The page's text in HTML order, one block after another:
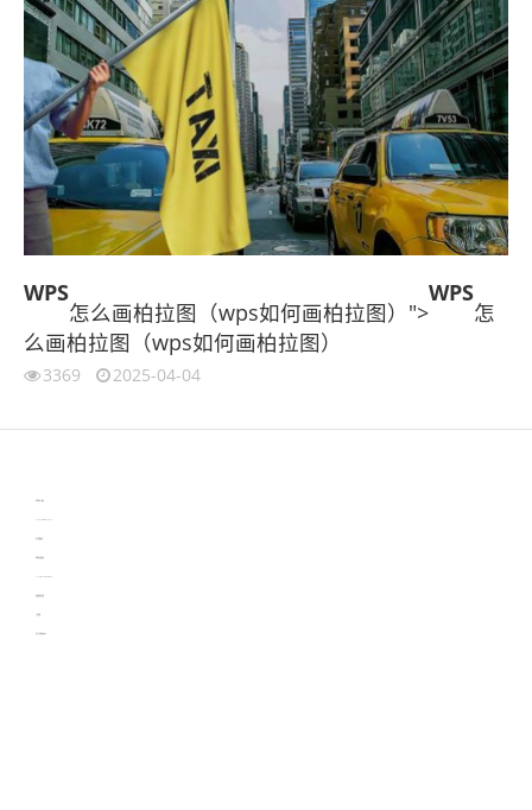
WPS
怎么画柏拉图（wps如何画柏拉图）">
WPS
怎
么画柏拉图（wps如何画柏拉图）
3369 2025-04-04